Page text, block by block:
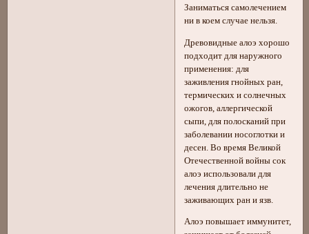
Заниматься самолечением
ни в коем случае нельзя.
Древовидные алоэ хорошо
подходит для наружного
применения: для
заживления гнойных ран,
термических и солнечных
ожогов, аллергической
сыпи, для полосканий при
заболевании носоглотки и
десен. Во время Великой
Отечественной войны сок
алоэ использовали для
лечения длительно не
заживающих ран и язв.
Алоэ повышает иммунитет,